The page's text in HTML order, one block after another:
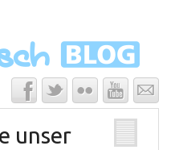
unser